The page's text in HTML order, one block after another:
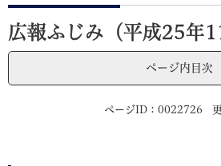
本
文
広報ふじみ（平成25年
ページ内目次
ページID：0022726